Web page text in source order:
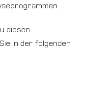
diesen
in der folgenden